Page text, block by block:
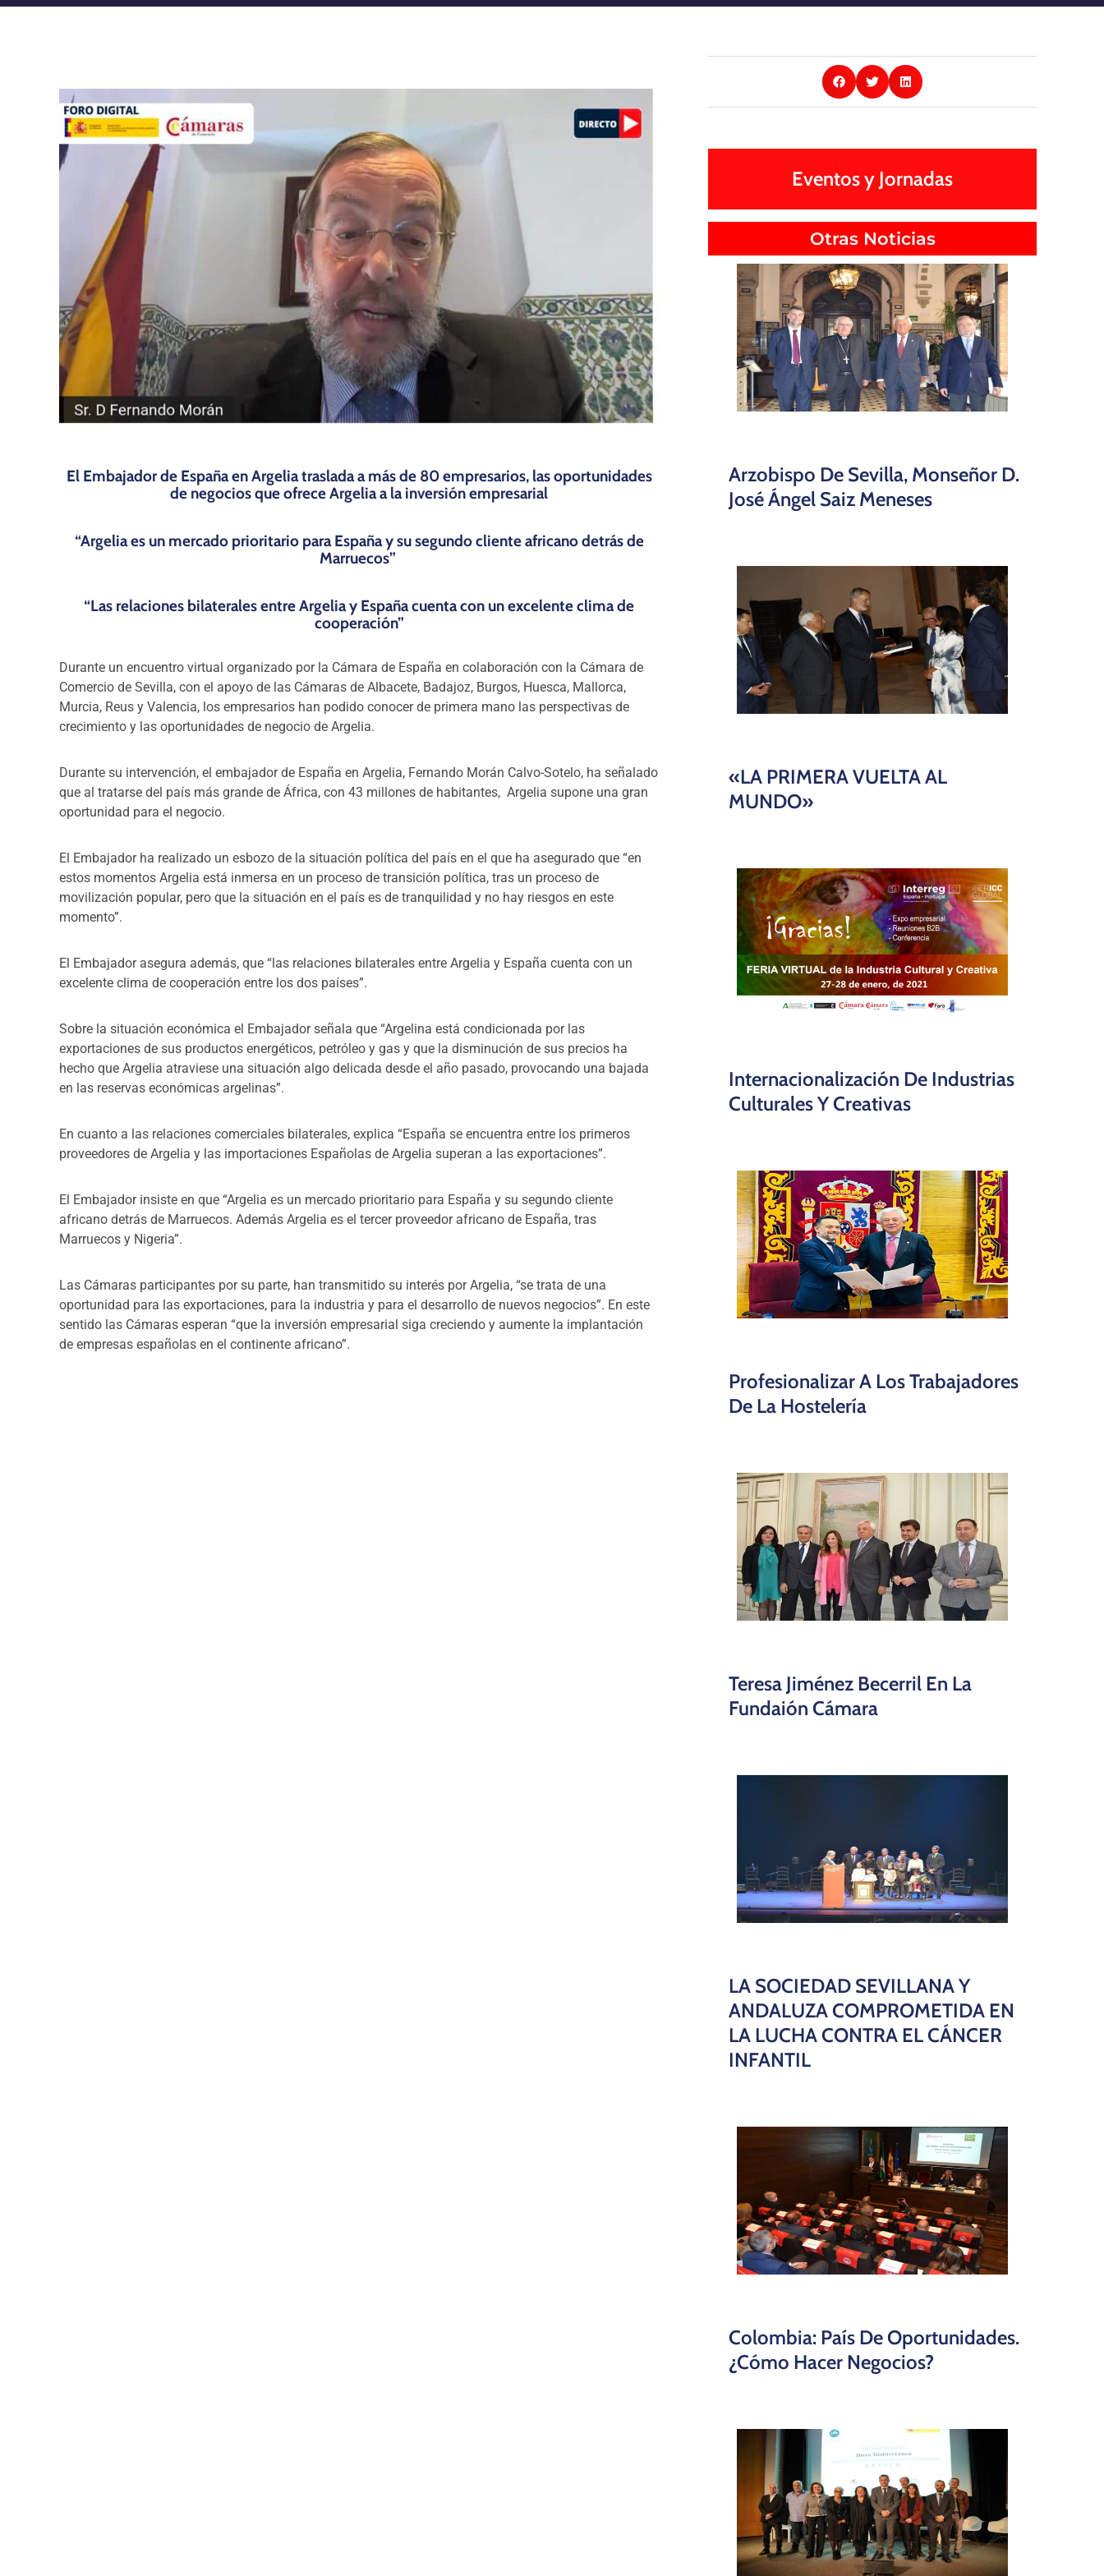
El Embajador de España en Argelia traslada a más de 80 empresarios, las oportunidades
de negocios que ofrece Argelia a la inversión empresarial
“Argelia es un mercado prioritario para España y su segundo cliente africano detrás de
Marruecos”
“Las relaciones bilaterales entre Argelia y España cuenta con un excelente clima de
cooperación”
Durante un encuentro virtual organizado por la Cámara de España en colaboración con la Cámara de
Comercio de Sevilla, con el apoyo de las Cámaras de Albacete, Badajoz, Burgos, Huesca, Mallorca,
Murcia, Reus y Valencia, los empresarios han podido conocer de primera mano las perspectivas de
crecimiento y las oportunidades de negocio de Argelia.
Durante su intervención, el embajador de España en Argelia, Fernando Morán Calvo-Sotelo, ha señalado
que al tratarse del país más grande de África, con 43 millones de habitantes, Argelia supone una gran
oportunidad para el negocio.
El Embajador ha realizado un esbozo de la situación política del país en el que ha asegurado que “en
estos momentos Argelia está inmersa en un proceso de transición política, tras un proceso de
movilización popular, pero que la situación en el país es de tranquilidad y no hay riesgos en este
momento”.
El Embajador asegura además, que “las relaciones bilaterales entre Argelia y España cuenta con un
excelente clima de cooperación entre los dos países”.
Sobre la situación económica el Embajador señala que “Argelina está condicionada por las
exportaciones de sus productos energéticos, petróleo y gas y que la disminución de sus precios ha
hecho que Argelia atraviese una situación algo delicada desde el año pasado, provocando una bajada
en las reservas económicas argelinas”.
En cuanto a las relaciones comerciales bilaterales, explica “España se encuentra entre los primeros
proveedores de Argelia y las importaciones Españolas de Argelia superan a las exportaciones”.
El Embajador insiste en que “Argelia es un mercado prioritario para España y su segundo cliente
africano detrás de Marruecos. Además Argelia es el tercer proveedor africano de España, tras
Marruecos y Nigeria”.
Las Cámaras participantes por su parte, han transmitido su interés por Argelia, “se trata de una
oportunidad para las exportaciones, para la industria y para el desarrollo de nuevos negocios”. En este
sentido las Cámaras esperan “que la inversión empresarial siga creciendo y aumente la implantación
de empresas españolas en el continente africano”.
Eventos y Jornadas
Otras Noticias
Arzobispo De Sevilla, Monseñor D.
José Ángel Saiz Meneses
«LA PRIMERA VUELTA AL
MUNDO»
Internacionalización De Industrias
Culturales Y Creativas
Profesionalizar A Los Trabajadores
De La Hostelería
Teresa Jiménez Becerril En La
Fundaión Cámara
LA SOCIEDAD SEVILLANA Y
ANDALUZA COMPROMETIDA EN
LA LUCHA CONTRA EL CÁNCER
INFANTIL
Colombia: País De Oportunidades.
¿Cómo Hacer Negocios?